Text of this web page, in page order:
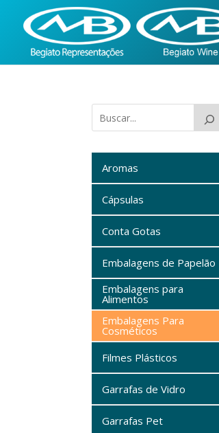
Aromas
Cápsulas
Conta Gotas
Embalagens de Papelão
Embalagens para
Alimentos
Embalagens Para
Cosméticos
Filmes Plásticos
Garrafas de Vidro
Garrafas Pet